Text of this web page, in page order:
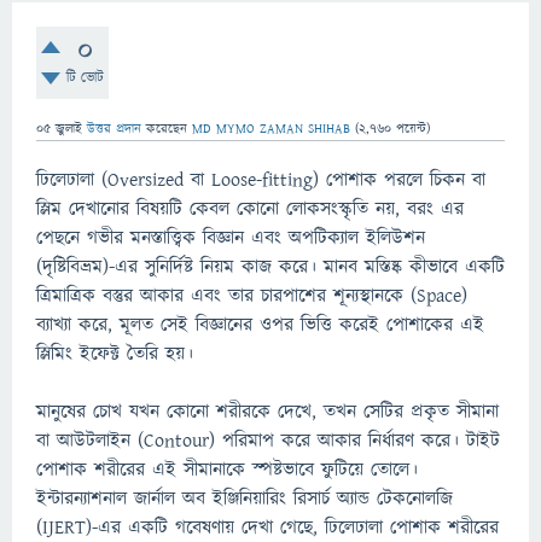
0
টি ভোট
05 জুলাই উত্তর প্রদান করেছেন MD MYMO ZAMAN SHIHAB (2,760 পয়েন্ট)
ঢিলেঢালা (Oversized বা Loose-fitting) পোশাক পরলে চিকন বা
স্লিম দেখানোর বিষয়টি কেবল কোনো লোকসংস্কৃতি নয়, বরং এর
পেছনে গভীর মনস্তাত্ত্বিক বিজ্ঞান এবং অপটিক্যাল ইলিউশন
(দৃষ্টিবিভ্রম)-এর সুনির্দিষ্ট নিয়ম কাজ করে। মানব মস্তিষ্ক কীভাবে একটি
ত্রিমাত্রিক বস্তুর আকার এবং তার চারপাশের শূন্যস্থানকে (Space)
ব্যাখ্যা করে, মূলত সেই বিজ্ঞানের ওপর ভিত্তি করেই পোশাকের এই
স্লিমিং ইফেক্ট তৈরি হয়।
মানুষের চোখ যখন কোনো শরীরকে দেখে, তখন সেটির প্রকৃত সীমানা
বা আউটলাইন (Contour) পরিমাপ করে আকার নির্ধারণ করে। টাইট
পোশাক শরীরের এই সীমানাকে স্পষ্টভাবে ফুটিয়ে তোলে।
ইন্টারন্যাশনাল জার্নাল অব ইঞ্জিনিয়ারিং রিসার্চ অ্যান্ড টেকনোলজি
(IJERT)-এর একটি গবেষণায় দেখা গেছে, ঢিলেঢালা পোশাক শরীরের